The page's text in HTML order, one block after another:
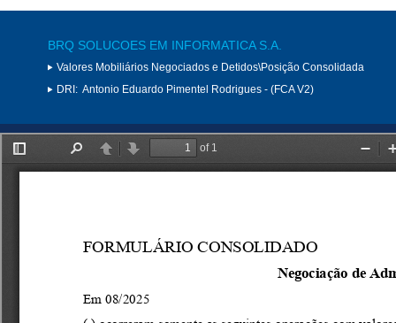
BRQ SOLUCOES EM INFORMATICA S.A.
Valores Mobiliários Negociados e Detidos\Posição Consolidada
DRI: Antonio Eduardo Pimentel Rodrigues - (FCA V2)